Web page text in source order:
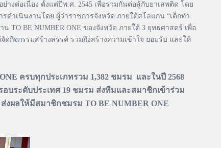
างต่อเนื่อง ตั้งแต่ปีพ.ศ. 2545 เพื่อร่วมกันต่อสู้กับยาเสพติด โดย
ำเนินงานโดย ผู้ว่าราชการจังหวัด ภายใต้สโลแกน “เด็กทำ
BE NUMBER ONE ของจังหวัด ภายใต้ 3 ยุทธศาสตร์ เพื่อ
จกรรมสร้างสรรค์ รวมถึงสร้างความเข้าใจ ยอมรับ และให้
ครบทุกประเภทรวม 1,382 ชมรม และในปี 2568
บระดับประเทศ 19 ชมรม ส่งทีมและสมาชิกเข้าร่วม
งผลให้มีสมาชิกชมรม TO BE NUMBER ONE